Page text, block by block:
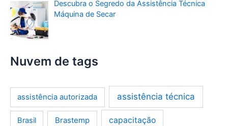
Descubra o Segredo da Assistência Técnica
Máquina de Secar
Nuvem de tags
assistência autorizada assistência técnica
Brasil Brastemp capacitação